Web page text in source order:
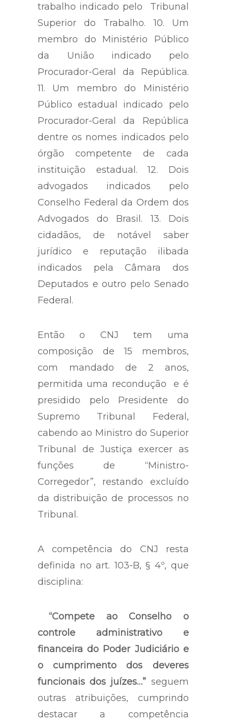
trabalho indicado pelo Tribunal
Superior do Trabalho. 10. Um
membro do Ministério Público
da União indicado pelo
Procurador-Geral da República.
11. Um membro do Ministério
Público estadual indicado pelo
Procurador-Geral da República
dentre os nomes indicados pelo
órgão competente de cada
instituição estadual. 12. Dois
advogados indicados pelo
Conselho Federal da Ordem dos
Advogados do Brasil. 13. Dois
cidadãos, de notável saber
jurídico e reputação ilibada
indicados pela Câmara dos
Deputados e outro pelo Senado
Federal.
Então o CNJ tem uma
composição de 15 membros,
com mandado de 2 anos,
permitida uma recondução e é
presidido pelo Presidente do
Supremo Tribunal Federal,
cabendo ao Ministro do Superior
Tribunal de Justiça exercer as
funções de “Ministro-
Corregedor”, restando excluído
da distribuição de processos no
Tribunal.
A competência do CNJ resta
definida no art. 103-B, § 4º, que
disciplina:
“Compete ao Conselho o
controle administrativo e
financeira do Poder Judiciário e
o cumprimento dos deveres
funcionais dos juízes…” seguem
outras atribuições, cumprindo
destacar a competência